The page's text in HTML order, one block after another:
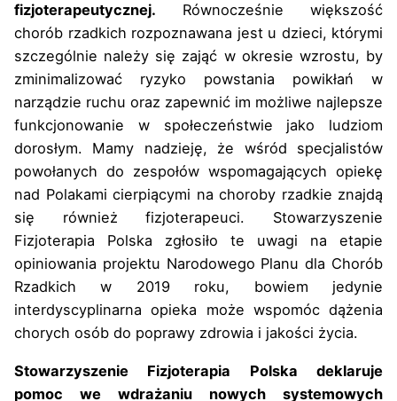
fizjoterapeutycznej. Równocześnie większość
chorób rzadkich rozpoznawana jest u dzieci, którymi
szczególnie należy się zająć w okresie wzrostu, by
zminimalizować ryzyko powstania powikłań w
narządzie ruchu oraz zapewnić im możliwe najlepsze
funkcjonowanie w społeczeństwie jako ludziom
dorosłym. Mamy nadzieję, że wśród specjalistów
powołanych do zespołów wspomagających opiekę
nad Polakami cierpiącymi na choroby rzadkie znajdą
się również fizjoterapeuci. Stowarzyszenie
Fizjoterapia Polska zgłosiło te uwagi na etapie
opiniowania projektu Narodowego Planu dla Chorób
Rzadkich w 2019 roku, bowiem jedynie
interdyscyplinarna opieka może wspomóc dążenia
chorych osób do poprawy zdrowia i jakości życia.
Stowarzyszenie Fizjoterapia Polska deklaruje
pomoc we wdrażaniu nowych systemowych